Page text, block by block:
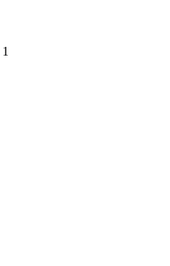
1